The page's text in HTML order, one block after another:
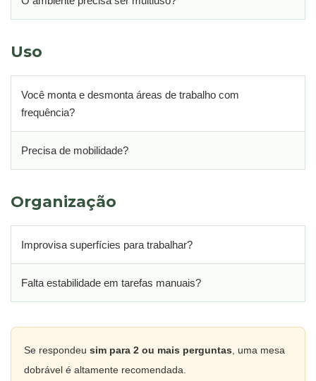
Uso
Você monta e desmonta áreas de trabalho com
frequência?
Precisa de mobilidade?
Organização
Improvisa superfícies para trabalhar?
Falta estabilidade em tarefas manuais?
Se respondeu sim para 2 ou mais perguntas , uma mesa
dobrável é altamente recomendada.